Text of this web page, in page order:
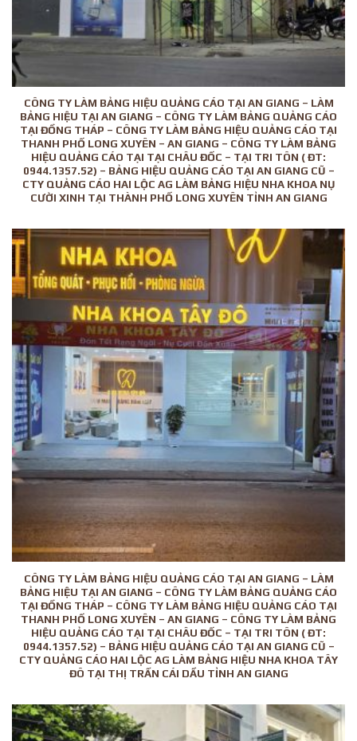
CÔNG TY LÀM BẢNG HIỆU QUẢNG CÁO TẠI AN GIANG – LÀM
BẢNG HIỆU TẠI AN GIANG – CÔNG TY LÀM BẢNG QUẢNG CÁO
TẠI ĐỒNG THÁP – CÔNG TY LÀM BẢNG HIỆU QUẢNG CÁO TẠI
THANH PHỐ LONG XUYÊN – AN GIANG – CÔNG TY LÀM BẢNG
HIỆU QUẢNG CÁO TẠI TẠI CHÂU ĐỐC – TẠI TRI TÔN ( ĐT:
0944.1357.52) – BẢNG HIỆU QUẢNG CÁO TẠI AN GIANG CŨ –
CTY QUẢNG CÁO HAI LỘC AG LÀM BẢNG HIỆU NHA KHOA NỤ
CƯỜI XINH TẠI THÀNH PHỐ LONG XUYÊN TỈNH AN GIANG
CÔNG TY LÀM BẢNG HIỆU QUẢNG CÁO TẠI AN GIANG – LÀM
BẢNG HIỆU TẠI AN GIANG – CÔNG TY LÀM BẢNG QUẢNG CÁO
TẠI ĐỒNG THÁP – CÔNG TY LÀM BẢNG HIỆU QUẢNG CÁO TẠI
THANH PHỐ LONG XUYÊN – AN GIANG – CÔNG TY LÀM BẢNG
HIỆU QUẢNG CÁO TẠI TẠI CHÂU ĐỐC – TẠI TRI TÔN ( ĐT:
0944.1357.52) – BẢNG HIỆU QUẢNG CÁO TẠI AN GIANG CŨ –
CTY QUẢNG CÁO HAI LỘC AG LÀM BẢNG HIỆU NHA KHOA TÂY
ĐÔ TẠI THỊ TRẤN CÁI DẦU TỈNH AN GIANG